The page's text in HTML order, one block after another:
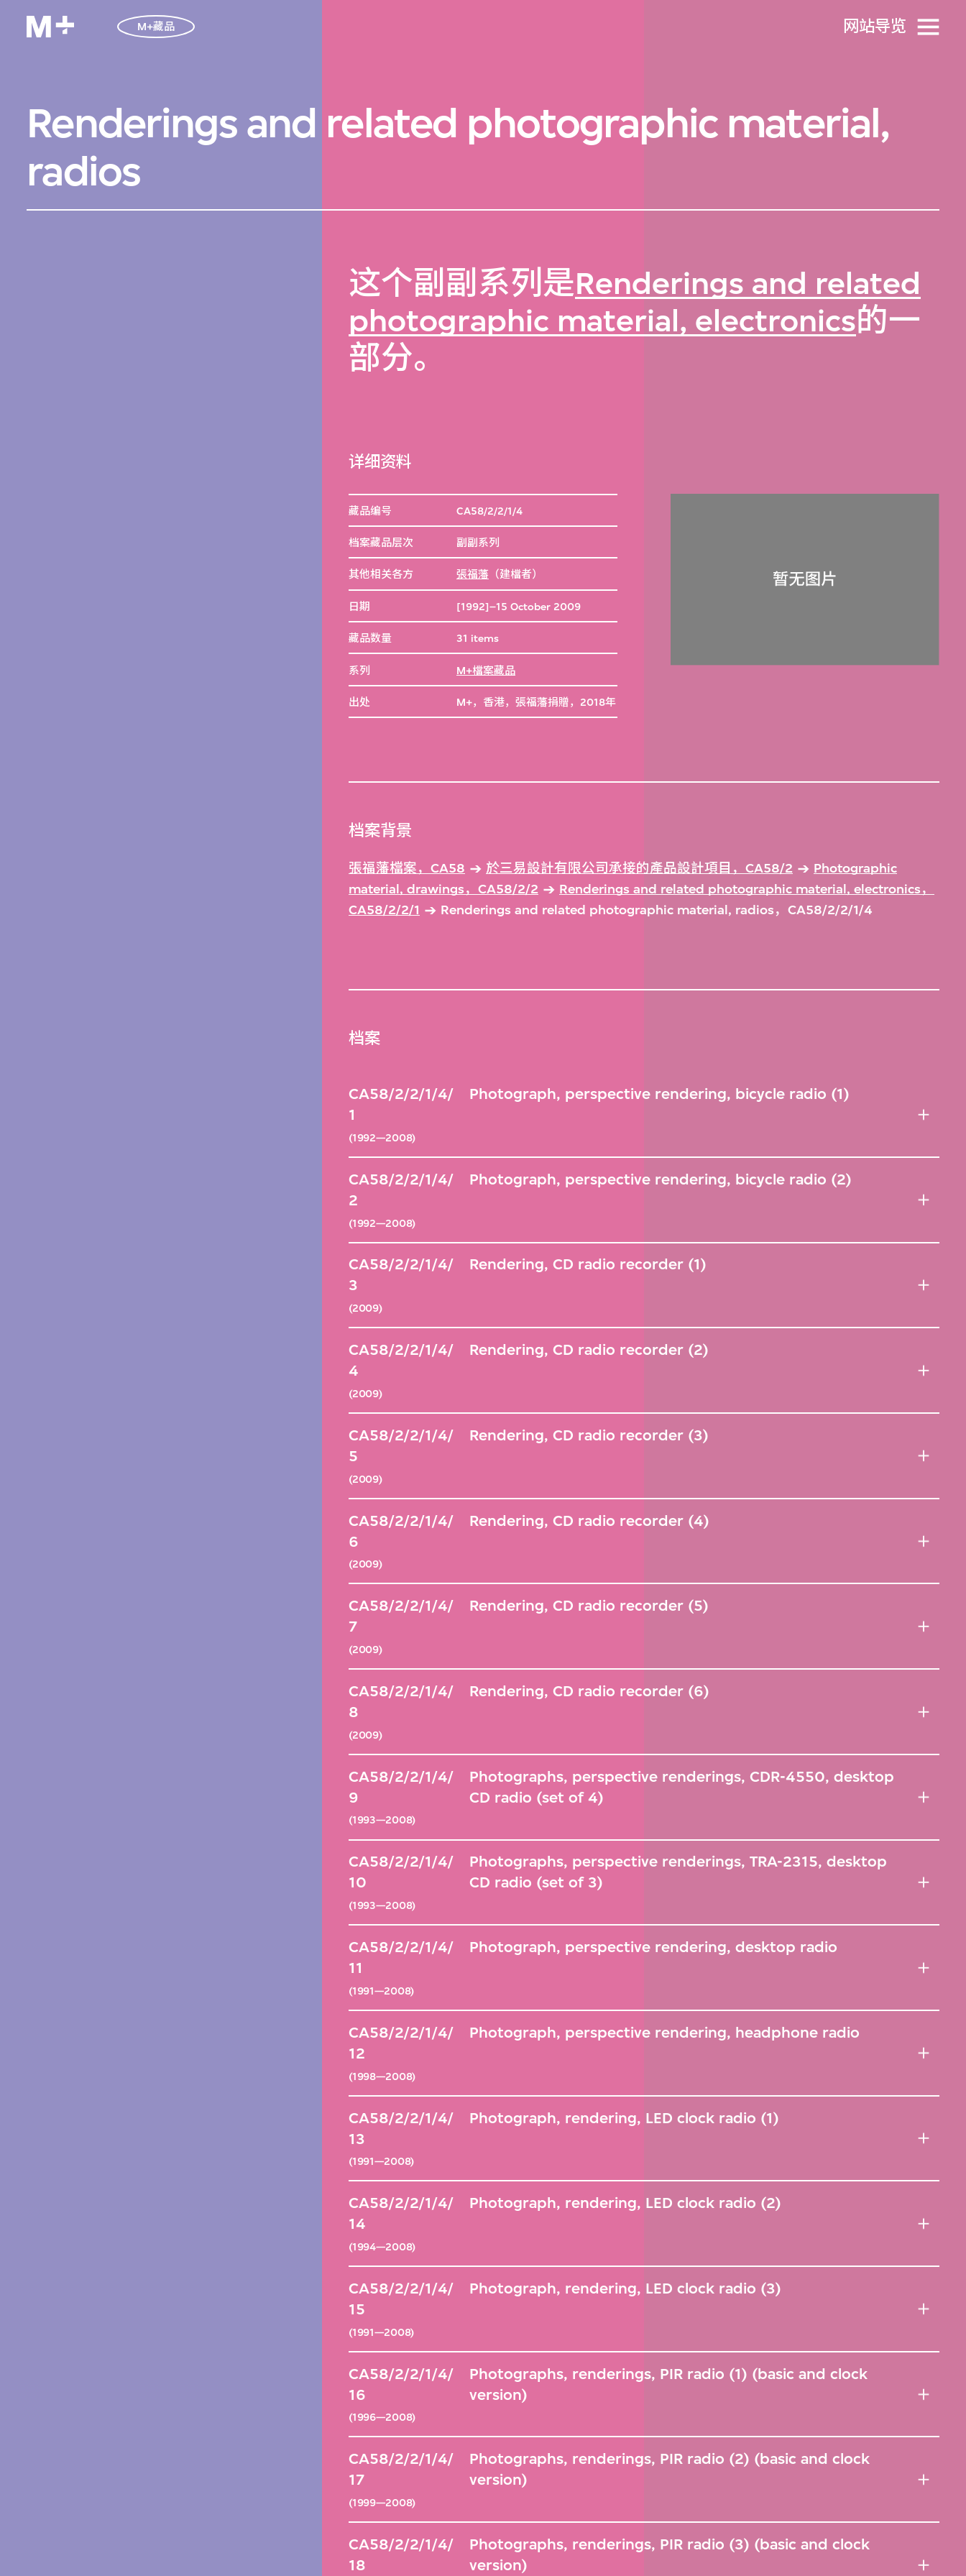
M+藏品 网站导览
Renderings and related photographic material,
radios
这个副副系列是Renderings and related
photographic material, electronics的一
部分。
详细资料
藏品编号 CA58/2/2/1/4
档案藏品层次 副副系列
其他相关各方 張福藩 （建檔者）
日期 [1992]–15 October 2009
藏品数量 31 items
系列 M+檔案藏品
出处 M+，香港，張福藩捐贈，2018年
档案背景
張福藩檔案，CA58 於三易設計有限公司承接的產品設計項目，CA58/2
Photographic
material, drawings，CA58/2/2
Renderings and related photographic material, electronics，
CA58/2/2/1
Renderings and related photographic material, radios，CA58/2/2/1/4
档案
CA58/2/2/1/4/
1
(1992—2008)
Photograph, perspective rendering, bicycle radio (1)
CA58/2/2/1/4/
2
(1992—2008)
Photograph, perspective rendering, bicycle radio (2)
CA58/2/2/1/4/
3
(2009)
Rendering, CD radio recorder (1)
CA58/2/2/1/4/
4
(2009)
Rendering, CD radio recorder (2)
CA58/2/2/1/4/
5
(2009)
Rendering, CD radio recorder (3)
CA58/2/2/1/4/
6
(2009)
Rendering, CD radio recorder (4)
CA58/2/2/1/4/
7
(2009)
Rendering, CD radio recorder (5)
CA58/2/2/1/4/
8
(2009)
Rendering, CD radio recorder (6)
CA58/2/2/1/4/
9
(1993—2008)
Photographs, perspective renderings, CDR-4550, desktop
CD radio (set of 4)
CA58/2/2/1/4/
10
(1993—2008)
Photographs, perspective renderings, TRA-2315, desktop
CD radio (set of 3)
CA58/2/2/1/4/
11
(1991—2008)
Photograph, perspective rendering, desktop radio
CA58/2/2/1/4/
12
(1998—2008)
Photograph, perspective rendering, headphone radio
CA58/2/2/1/4/
13
(1991—2008)
Photograph, rendering, LED clock radio (1)
CA58/2/2/1/4/
14
(1994—2008)
Photograph, rendering, LED clock radio (2)
CA58/2/2/1/4/
15
(1991—2008)
Photograph, rendering, LED clock radio (3)
CA58/2/2/1/4/
16
(1996—2008)
Photographs, renderings, PIR radio (1) (basic and clock
version)
CA58/2/2/1/4/
17
(1999—2008)
Photographs, renderings, PIR radio (2) (basic and clock
version)
CA58/2/2/1/4/
18
Photographs, renderings, PIR radio (3) (basic and clock
version)